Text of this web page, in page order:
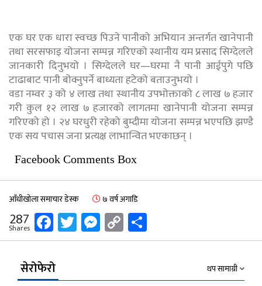
एक घर एक धारा स्वच्छ पिउने पानीको अभियान अन्तर्गत खानेपानी
तथा सरसफाइ योजना सम्पन्न गरिएको स्थानीय यम प्रसाद सिग्देलले
जानकारी दिनुभयो । सिग्देलले घर—घरमा नै पानी आईपुगे पछि
टाढाबाट पानी बोक्नुपर्ने बाध्यता हटेको बताउनुभयो ।
वडा नम्वर ३ को ४ लाख तथा स्थानीय उपभोक्ताको ८ लाख ७ हजार
गरी कुल १२ लाख ७ हजारको लागतमा खानेपानी योजना सम्पन्न
गरिएको हो । २४ घरधुरी रहेको बुम्दीमा योजना सम्पन्न भएपछि झण्डै
एक सय पचास जना प्रत्यक्ष लाभान्वित भएकाछन् ।
Facebook Comments Box
आँधीखोला समाचार डेस्क ७ वर्ष अगाडि
287
Shares Facebook
Twitter
Messenger
Copy
Link
सेरोफेरो थप सामाग्री